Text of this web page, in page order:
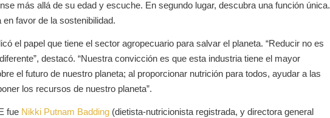
más allá de su edad y escuche. En segundo lugar, descubra una función única.
favor de la sostenibilidad.
el papel que tiene el sector agropecuario para salvar el planeta. “Reducir no es
destacó. “Nuestra convicción es que esta industria tiene el mayor
el futuro de nuestro planeta; al proporcionar nutrición para todos, ayudar a las
los recursos de nuestro planeta”.
fue Nikki Putnam Badding (dietista-nutricionista registrada, y directora general